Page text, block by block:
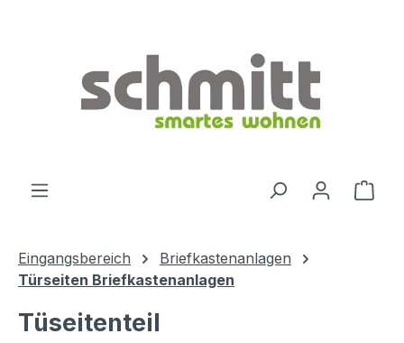
Eingangsbereich
Briefkastenanlagen
Türseiten Briefkastenanlagen
Tüseitenteil